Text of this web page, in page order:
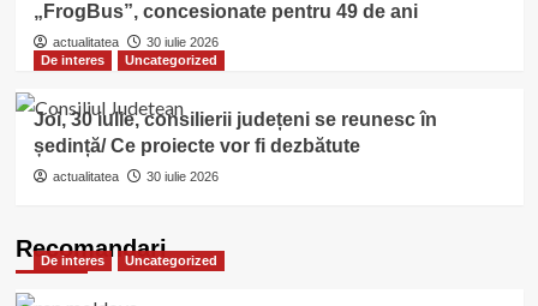
„FrogBus”, concesionate pentru 49 de ani
actualitatea
30 iulie 2026
De interes
Uncategorized
Joi, 30 iulie, consilierii județeni se reunesc în
ședință/ Ce proiecte vor fi dezbătute
actualitatea 30 iulie 2026
Recomandari
De interes Uncategorized